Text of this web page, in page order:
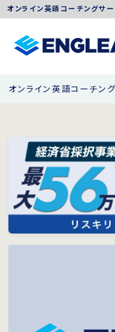
オンライン英語コーチングサー
オンライン英語コーチン